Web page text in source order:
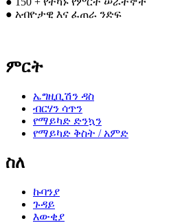
● አብዮታዊ እና ፈጠራ ንድፍ
ምርት
ኤግዚቢሽን ዳስ
ብርሃን ሳጥን
የማይካድ ድንኳን
የማይካድ ቅስት / አምድ
ስለ
ኩባንያ
ጉዳይ
እውቂያ